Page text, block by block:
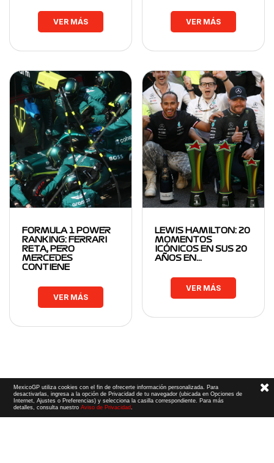
VER MÁS VER MÁS
FORMULA 1 POWER
RANKING: FERRARI
RETA, PERO
MERCEDES
CONTIENE
VER MÁS
LEWIS HAMILTON: 20
MOMENTOS
ICÓNICOS EN SUS 20
AÑOS EN…
VER MÁS
MexicoGP utiliza cookies con el fin de ofrecerte información personalizada. Para
desactivarlas, ingresa a la opción de Privacidad de tu navegador (ubicada en Opciones de
Internet, Ajustes o Preferencias) y selecciona la casilla correspondiente. Para más
detalles, consulta nuestroAviso de Privacidad.